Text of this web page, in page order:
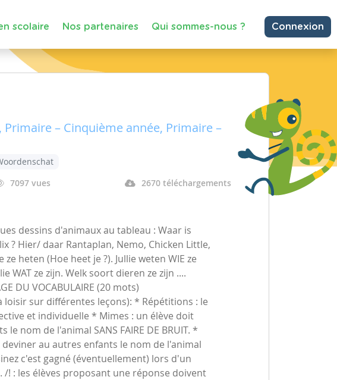
scolaire Nos partenaires Qui sommes-nous ? Connexion
– Cinquième année, Primaire –
7097 vues 2670 téléchargements
dessins d'animaux au tableau : Waar is
? Hier/ daar Rantaplan, Nemo, Chicken Little,
heten (Hoe heet je ?). Jullie weten WIE ze
WAT ze zijn. Welk soort dieren ze zijn ....
DU VOCABULAIRE (20 mots)
loisir sur différentes leçons): * Répétitions : le
et individuelle * Mimes : un élève doit
nom de l'animal SANS FAIRE DE BRUIT. *
au autres enfants le nom de l'animal
c'est gagné (éventuellement) lors d'un
! : les élèves proposant une réponse doivent